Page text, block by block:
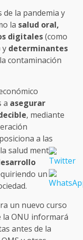
de la pandemia y
la salud oral,
digitales(como
y determinantes
contaminación
a asegurar
, mediante
a las
salud mental
un
un nuevo curso
la ONU informará
antes de la